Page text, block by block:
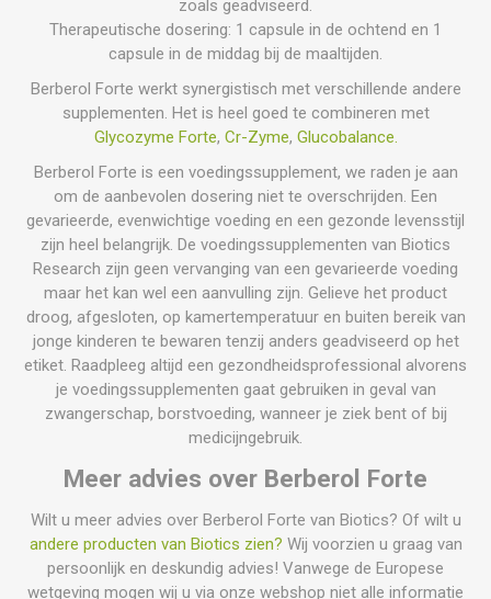
zoals geadviseerd.
Therapeutische dosering: 1 capsule in de ochtend en 1
capsule in de middag bij de maaltijden.
Berberol Forte werkt synergistisch met verschillende andere
supplementen. Het is heel goed te combineren met
Glycozyme Forte, Cr-Zyme, Glucobalance.
Berberol Forte is een voedingssupplement, we raden je aan
om de aanbevolen dosering niet te overschrijden. Een
gevarieerde, evenwichtige voeding en een gezonde levensstijl
zijn heel belangrijk. De voedingssupplementen van Biotics
Research zijn geen vervanging van een gevarieerde voeding
maar het kan wel een aanvulling zijn. Gelieve het product
droog, afgesloten, op kamertemperatuur en buiten bereik van
jonge kinderen te bewaren tenzij anders geadviseerd op het
etiket. Raadpleeg altijd een gezondheidsprofessional alvorens
je voedingssupplementen gaat gebruiken in geval van
zwangerschap, borstvoeding, wanneer je ziek bent of bij
medicijngebruik.
Meer advies over Berberol Forte
Wilt u meer advies over Berberol Forte van Biotics? Of wilt u
andere producten van Biotics zien? Wij voorzien u graag van
persoonlijk en deskundig advies! Vanwege de Europese
wetgeving mogen wij u via onze webshop niet alle informatie